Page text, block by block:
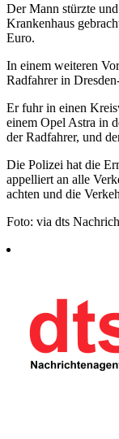
Der Mann stürzte
Krankenhaus
Euro.
In einem weiteren
Radfahrer in
Er fuhr in einen
einem Opel Astra in
der Radfahrer, und
Die Polizei hat die
appelliert an alle
achten und die
Foto: via dts